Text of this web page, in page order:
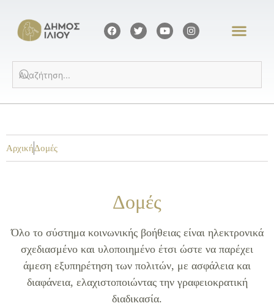
ΑρχικήΔομές
Δομές
Όλο το σύστημα κοινωνικής βοήθειας είναι ηλεκτρονικά
σχεδιασμένο και υλοποιημένο έτσι ώστε να παρέχει
άμεση εξυπηρέτηση των πολιτών, με ασφάλεια και
διαφάνεια, ελαχιστοποιώντας την γραφειοκρατική
διαδικασία.